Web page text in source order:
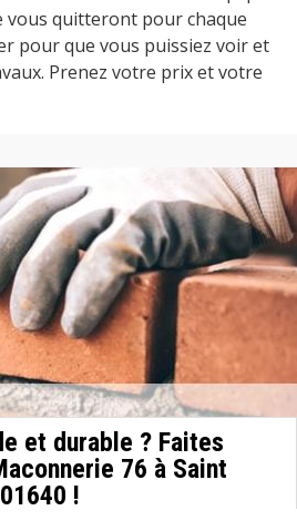
vous quitteront pour chaque
pour que vous puissiez voir et
Prenez votre prix et votre
et durable ? Faites
76 à Saint
!